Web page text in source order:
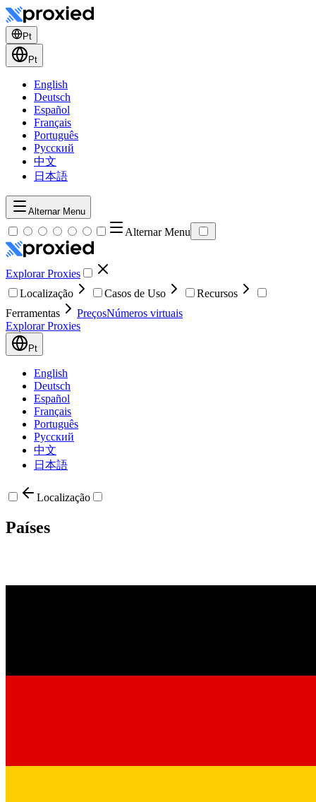
Pt
Pt
English
Deutsch
Español
Français
Português
Русский
中文
日本語
Alternar Menu
Alternar Menu
Explorar Proxies
Localização
Casos de Uso
Recursos
Ferramentas
PreçosNúmeros virtuais
Explorar Proxies
Pt
English
Deutsch
Español
Français
Português
Русский
中文
日本語
Localização
Países